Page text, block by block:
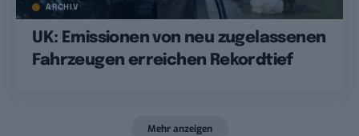
ARCHIV
UK: Emissionen von neu zugelassenen
Fahrzeugen erreichen Rekordtief
Mehr anzeigen